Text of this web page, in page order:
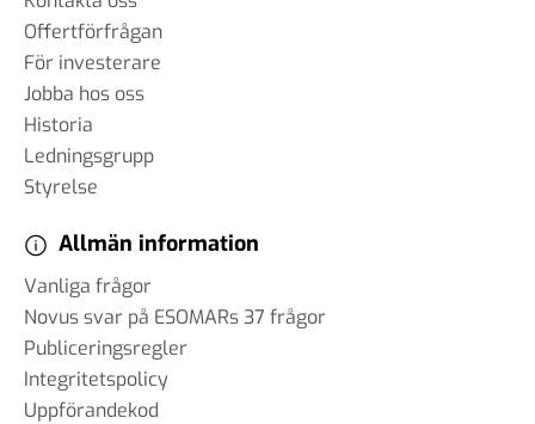
Offertförfrågan
För investerare
Jobba hos oss
Historia
Ledningsgrupp
Styrelse
Allmän information
Vanliga frågor
Novus svar på ESOMARs 37 frågor
Publiceringsregler
Integritetspolicy
Uppförandekod